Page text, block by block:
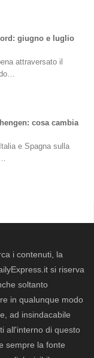
giugno e luglio
attraversato il
cosa cambia
e Spagna sulla
i contenuti, la
si riserva
soltanto
in qualunque modo
ad insindacabile
all'interno di questo
sempre la fonte